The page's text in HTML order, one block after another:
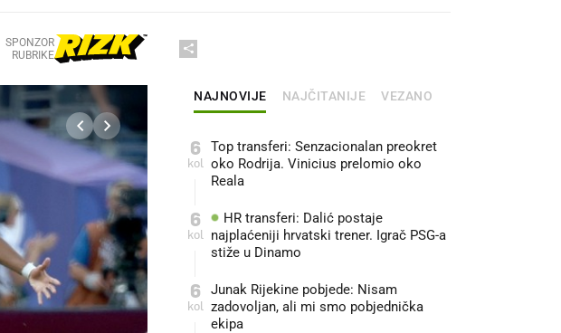
SPONZOR
RUBRIKE
NAJNOVIJE NAJČITANIJE VEZANO
6
kol
Top transferi: Senzacionalan preokret
oko Rodrija. Vinicius prelomio oko
Reala
6
kol
HR transferi: Dalić postaje
najplaćeniji hrvatski trener. Igrač PSG-a
stiže u Dinamo
6
kol
Junak Rijekine pobjede: Nisam
zadovoljan, ali mi smo pobjednička
ekipa